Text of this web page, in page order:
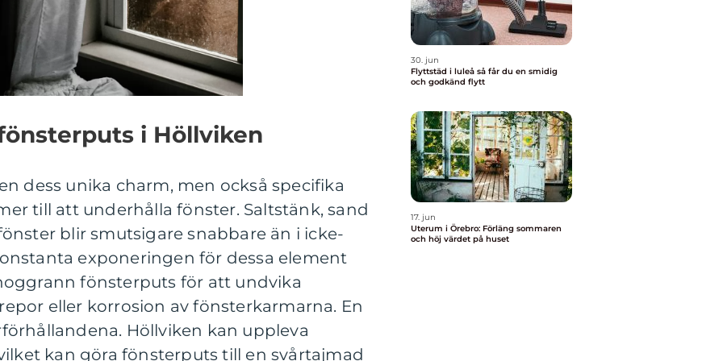
i Höllviken
dess unika charm, men också specifika
till att underhålla fönster. Saltstänk, sand
blir smutsigare snabbare än i icke-
exponeringen för dessa element
fönsterputs för att undvika
eller korrosion av fönsterkarmarna. En
Höllviken kan uppleva
kan göra fönsterputs till en svårtajmad
30. jun
Flyttstäd i luleå så får du en smidig
och godkänd flytt
17. jun
Uterum i Örebro: Förläng sommaren
och höj värdet på huset